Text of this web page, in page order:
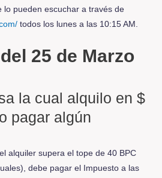
lo pueden escuchar a través de
todos los lunes a las 10:15 AM.
25 de Marzo
la cual alquilo en $
pagar algún
alquiler supera el tope de 40 BPC
debe pagar el Impuesto a las